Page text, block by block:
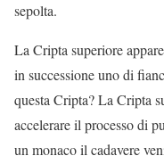
sepolta.
La Cripta superiore
in successione uno di
questa Cripta? La Cripta
accelerare il processo di
un monaco il cadavere